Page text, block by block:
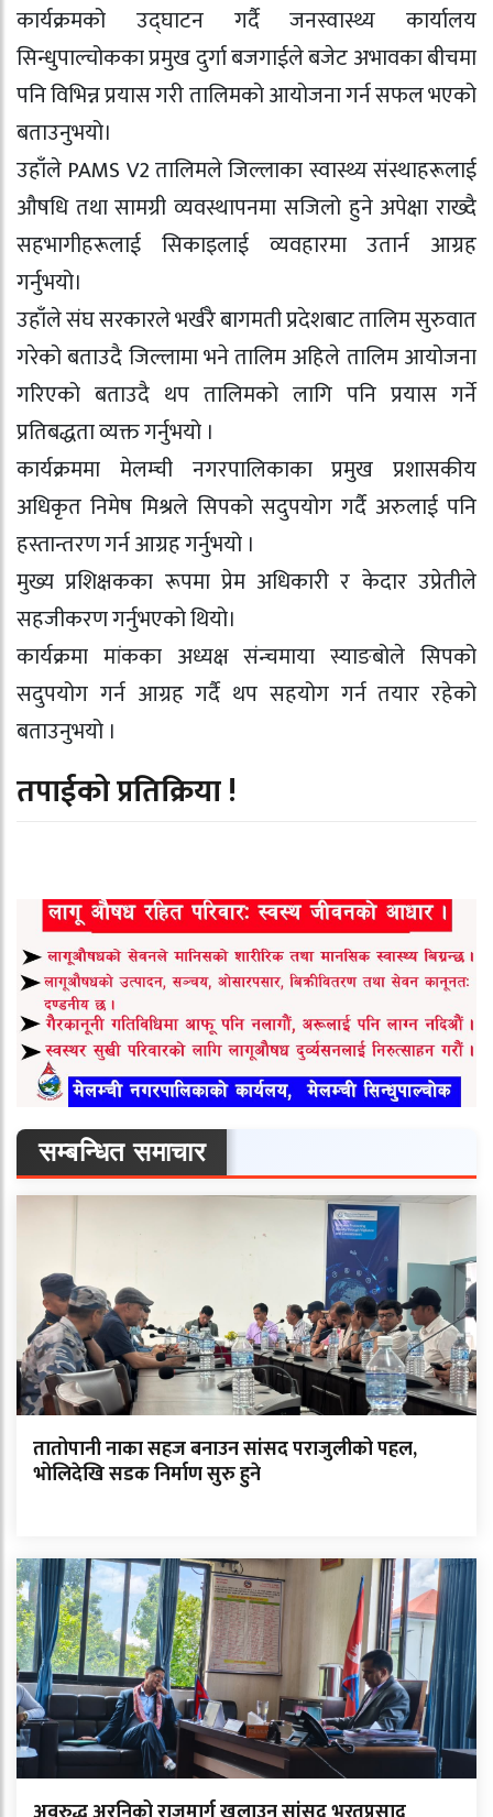
कार्यक्रमको उद्घाटन गर्दै जनस्वास्थ्य कार्यालय
सिन्धुपाल्चोकका प्रमुख दुर्गा बजगाईले बजेट अभावका बीचमा
पनि विभिन्न प्रयास गरी तालिमको आयोजना गर्न सफल भएको
बताउनुभयो।
उहाँले PAMS V2 तालिमले जिल्लाका स्वास्थ्य संस्थाहरूलाई
औषधि तथा सामग्री व्यवस्थापनमा सजिलो हुने अपेक्षा राख्दै
सहभागीहरूलाई सिकाइलाई व्यवहारमा उतार्न आग्रह
गर्नुभयो।
उहाँले संघ सरकारले भर्खरै बागमती प्रदेशबाट तालिम सुरुवात
गरेको बताउदै जिल्लामा भने तालिम अहिले तालिम आयोजना
गरिएको बताउदै थप तालिमको लागि पनि प्रयास गर्ने
प्रतिबद्धता व्यक्त गर्नुभयो ।
कार्यक्रममा मेलम्ची नगरपालिकाका प्रमुख प्रशासकीय
अधिकृत निमेष मिश्रले सिपको सदुपयोग गर्दै अरुलाई पनि
हस्तान्तरण गर्न आग्रह गर्नुभयो ।
मुख्य प्रशिक्षकका रूपमा प्रेम अधिकारी र केदार उप्रेतीले
सहजीकरण गर्नुभएको थियो।
कार्यक्रमा मांकका अध्यक्ष संन्चमाया स्याङबोले सिपको
सदुपयोग गर्न आग्रह गर्दै थप सहयोग गर्न तयार रहेको
बताउनुभयो ।
तपाईको प्रतिक्रिया !
सम्बन्धित समाचार
तातोपानी नाका सहज बनाउन सांसद पराजुलीको पहल,
भोलिदेखि सडक निर्माण सुरु हुने